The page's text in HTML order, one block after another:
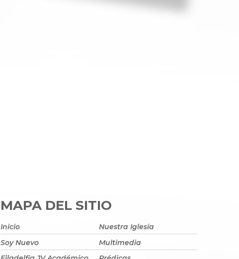
MAPA DEL SITIO
Inicio
Nuestra Iglesia
Soy Nuevo
Multimedia